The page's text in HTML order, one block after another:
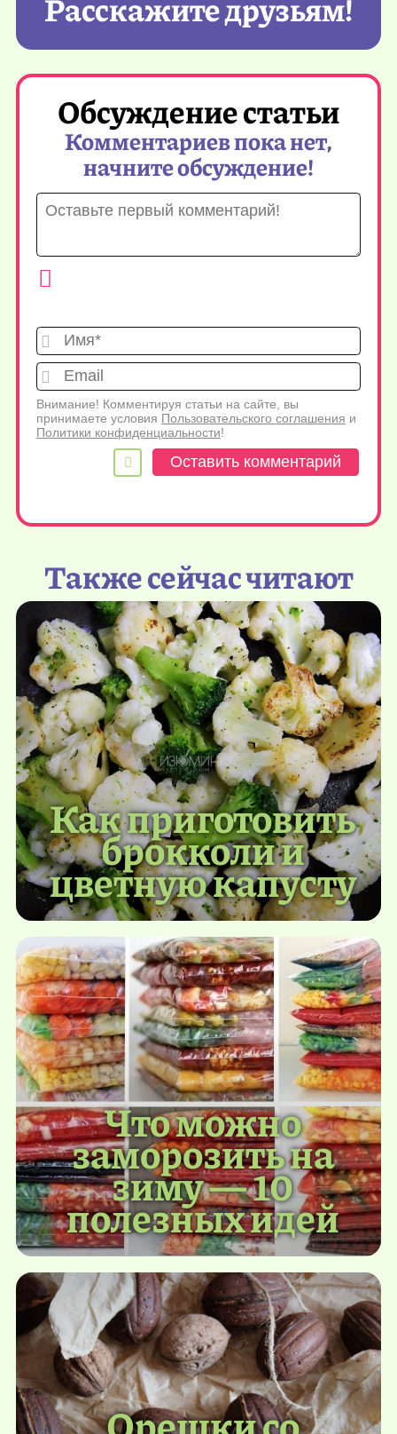
Обсуждение статьи
Комментариев пока нет,
начните обсуждение!
Имя*
Внимание! Комментируя статьи на сайте, вы
принимаете условия Пользовательского соглашения и
Политики конфиденциальности!
Также сейчас читают
Как приготовить
брокколи и
цветную капусту
Что можно
заморозить на
зиму — 10
полезных идей